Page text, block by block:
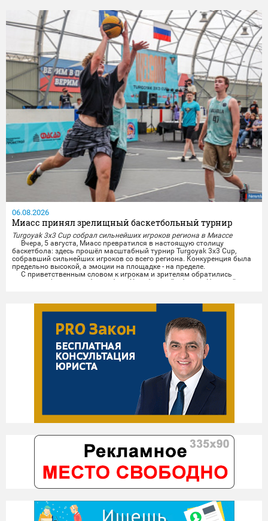
личных дистанциях и в командной эстафете....
06.08.2026
Миасс принял зрелищный баскетбольный турнир
Turgoyak 3x3 Cup собрал сильнейших игроков региона в Миассе
Вчера, 5 августа, Миасс превратился в настоящую столицу
баскетбола: здесь прошёл масштабный турнир Turgoyak 3x3 Cup,
собравший сильнейших игроков со всего региона. Конкуренция была
предельно высокой, а эмоции на площадке - на пределе.
С приветственным словом к игрокам и зрителям обратились
президент федерации баскетбола Челябинской области Николай